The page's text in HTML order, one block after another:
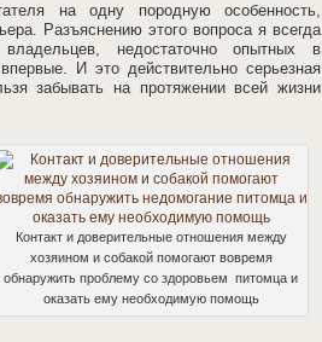
на одну породную особенность,
Разъяснению этого вопроса я всегда
недостаточно опытных в
И это действительно серьезная
забывать на протяжении всей жизни
Контакт и доверительные отношения между
хозяином и собакой помогают вовремя
обнаружить проблему со здоровьем питомца и
оказать ему необходимую помощь